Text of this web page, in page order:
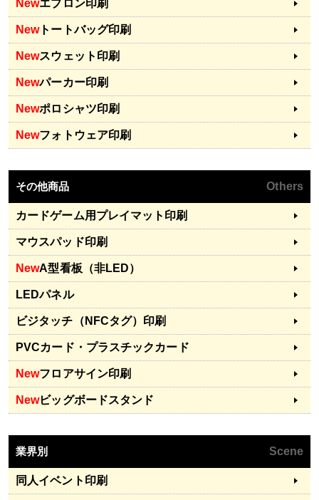
Newエプロン印刷
Newトートバッグ印刷
Newスウェット印刷
Newパーカー印刷
Newポロシャツ印刷
Newフォトウェア印刷
その他商品 Others
カードゲーム用プレイマット印刷
マウスパッド印刷
NewA型看板（非LED）
LEDパネル
ビジタッチ（NFCタグ）印刷
PVCカード・プラスチックカード
Newフロアサイン印刷
Newビッグボードスタンド
業界別 Scene
同人イベント印刷